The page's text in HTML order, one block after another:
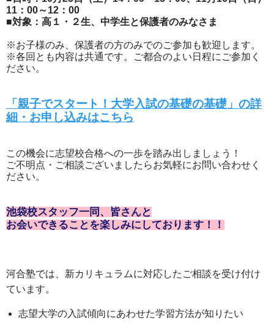
11：00～12：00
■対象：高１・２生、中学生と保護者のみなさま
※お子様のみ、保護者の方のみでのご参加も歓迎します。
※各回とも内容は共通です。ご都合のよい日程にご参加く
ださい。
「親子でスタート！大学入試の基礎の基礎」の詳
細・お申し込みはこちら
この機会に志望校合格への一歩を踏み出しましょう！
ご不明点・ご相談ございましたらお気軽にお問い合わせく
ださい。
池袋校スタッフ一同、皆さんと
お会いできることを楽しみにしております！！
河合塾では、新カリキュラムに対応したご相談を受け付け
ています。
志望大学の入試傾向にあわせた学習方法が知りたい